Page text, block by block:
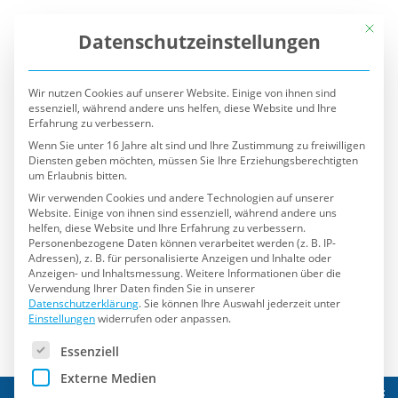
Mit
Datenschutzeinstellungen
Wir nutzen Cookies auf unserer Website. Einige von ihnen sind
essenziell, während andere uns helfen, diese Website und Ihre
Erfahrung zu verbessern.
Wenn Sie unter 16 Jahre alt sind und Ihre Zustimmung zu freiwilligen
Diensten geben möchten, müssen Sie Ihre Erziehungsberechtigten
um Erlaubnis bitten.
Wir verwenden Cookies und andere Technologien auf unserer
Website. Einige von ihnen sind essenziell, während andere uns
helfen, diese Website und Ihre Erfahrung zu verbessern.
Personenbezogene Daten können verarbeitet werden (z. B. IP-
Adressen), z. B. für personalisierte Anzeigen und Inhalte oder
Anzeigen- und Inhaltsmessung.Weitere Informationen über die
Verwendung Ihrer Daten finden Sie in unserer
Datenschutzerklärung.Sie können Ihre Auswahl jederzeit unter
Einstellungenwiderrufen oder anpassen.
Es folgt eine Liste der Service-Gruppen, für die eine
Essenziell
Externe Medien